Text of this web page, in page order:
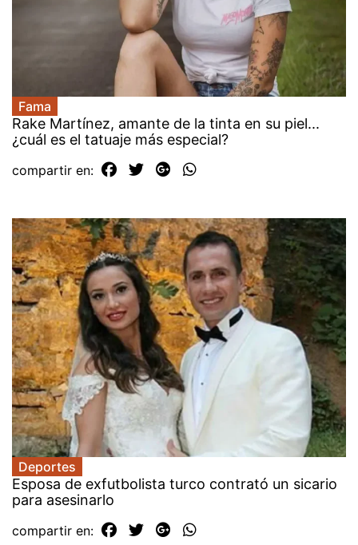
Fama
Rake Martínez, amante de la tinta en su piel...
¿cuál es el tatuaje más especial?
compartir en:
Deportes
Esposa de exfutbolista turco contrató un sicario
para asesinarlo
compartir en: